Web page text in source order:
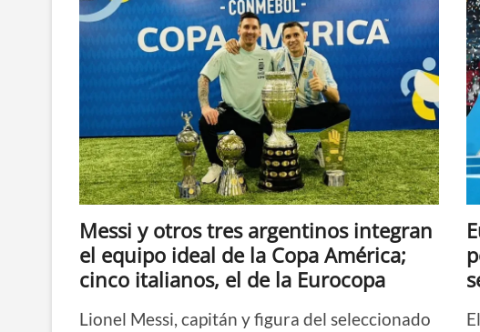
Messi y otros tres argentinos integran
el equipo ideal de la Copa América;
cinco italianos, el de la Eurocopa
Lionel Messi, capitán y figura del seleccionado